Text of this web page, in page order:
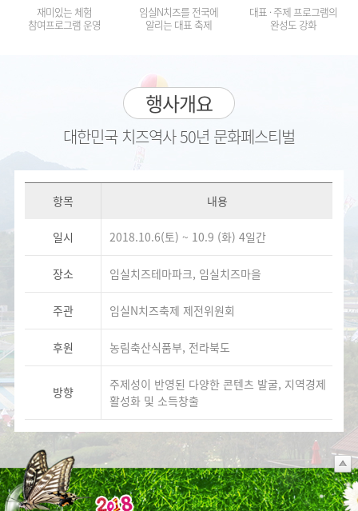
재미있는 체험
참여프로그램 운영
임실N치즈를 전국에
알리는 대표 축제
대표 · 주제 프로그램의
완성도 강화
행사개요
대한민국 치즈역사 50년 문화페스티벌
항목 내용
일시 2018.10.6(토) ~ 10.9 (화) 4일간
장소 임실치즈테마파크, 임실치즈마을
주관 임실N치즈축제 제전위원회
후원 농림축산식품부, 전라북도
방향
주제성이 반영된 다양한 콘텐츠 발굴, 지역경제
활성화 및 소득창출